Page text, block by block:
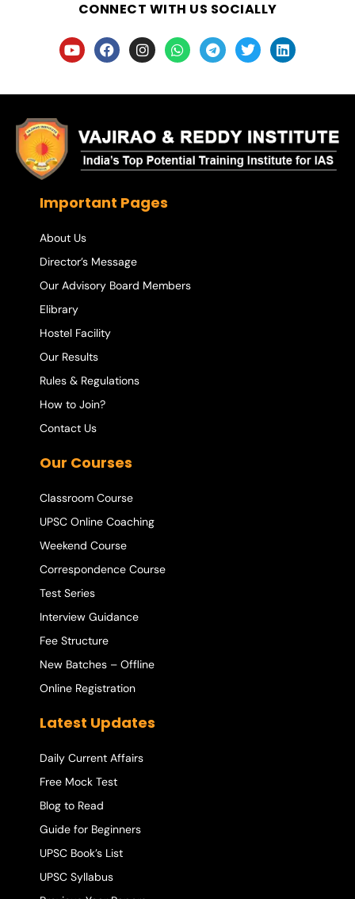
CONNECT WITH US SOCIALLY
Important Pages
About Us
Director’s Message
Our Advisory Board Members
Elibrary
Hostel Facility
Our Results
Rules & Regulations
How to Join?
Contact Us
Our Courses
Classroom Course
UPSC Online Coaching
Weekend Course
Correspondence Course
Test Series
Interview Guidance
Fee Structure
New Batches – Offline
Online Registration
Latest Updates
Daily Current Affairs
Free Mock Test
Blog to Read
Guide for Beginners
UPSC Book’s List
UPSC Syllabus